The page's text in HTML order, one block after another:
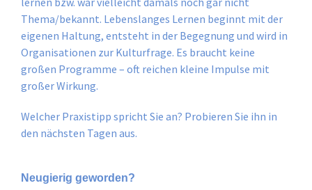
Thema/bekannt. Lebenslanges Lernen beginnt mit der
eigenen Haltung, entsteht in der Begegnung und wird in
Organisationen zur Kulturfrage. Es braucht keine
großen Programme – oft reichen kleine Impulse mit
großer Wirkung.
Welcher Praxistipp spricht Sie an? Probieren Sie ihn in
den nächsten Tagen aus.
Neugierig geworden?